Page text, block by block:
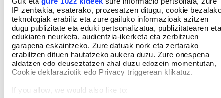
IP zenbakia, esaterako, prozesatzen ditugu, cookie bezalako
teknologiak erabiliz eta zure gailuko informazioak azitzen
dugu publizitate eta eduki pertsonalizatua, publizitatearen eta
edukiaren neurketa, audientzia-ikerketa eta zerbitzuen
garapena eskaintzeko. Zure datuak nork eta zertarako
erabiltzen dituen hautatzeko aukera duzu. Zure onespena
aldatzen edo deuseztatzen ahal duzu edozein momentutan,
Cookie deklaraziotik edo Privacy triggerean klikatuz.
If you allow, we would also like to: